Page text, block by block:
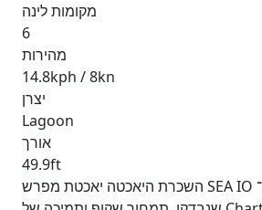
מקומות לינה
6
מהירות
14.8kph / 8kn
יצרן
Lagoon
אורך
49.9ft
השכרת היאכטה יאכטת מפרש SEA IO ב־World, All: הצעות